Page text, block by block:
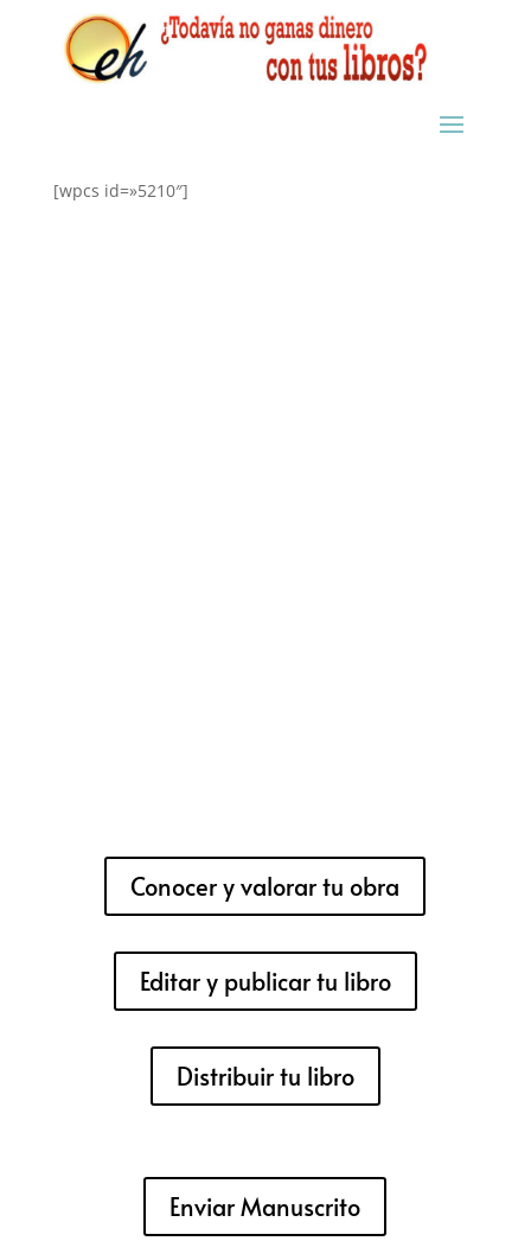
[wpcs id=»5210″]
Conocer y valorar tu obra
Editar y publicar tu libro
Distribuir tu libro
Enviar Manuscrito